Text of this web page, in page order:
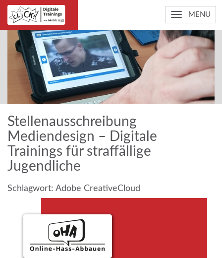
MENU
Stellenausschreibung
Mediendesign – Digitale
Trainings für straffällige
Jugendliche
Schlagwort: Adobe CreativeCloud